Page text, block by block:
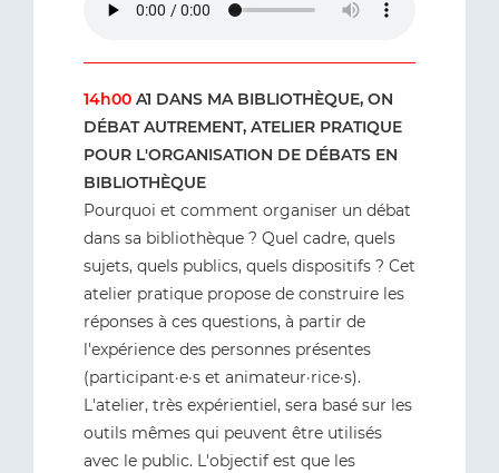
14h00 A1 DANS MA BIBLIOTHÈQUE, ON
DÉBAT AUTREMENT, ATELIER PRATIQUE
POUR L'ORGANISATION DE DÉBATS EN
BIBLIOTHÈQUE
Pourquoi et comment organiser un débat
dans sa bibliothèque ? Quel cadre, quels
sujets, quels publics, quels dispositifs ? Cet
atelier pratique propose de construire les
réponses à ces questions, à partir de
l'expérience des personnes présentes
(participant·e·s et animateur·rice·s).
L'atelier, très expérientiel, sera basé sur les
outils mêmes qui peuvent être utilisés
avec le public. L'objectif est que les